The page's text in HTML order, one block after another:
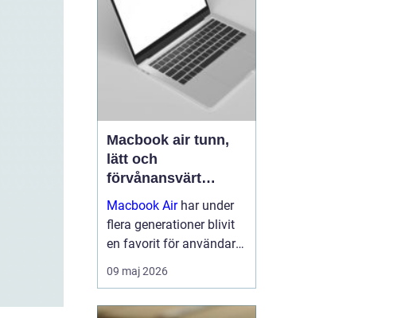
Macbook air tunn,
lätt och
förvånansvärt
kraftfull
Macbook Airhar under
flera generationer blivit
en favorit för användare
som vill kombinera
smidig rörlighet med
09 maj 2026